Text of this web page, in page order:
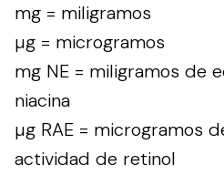
mg = miligramos
µg = microgramos
mg NE = miligramos de
niacina
µg RAE = microgramos
actividad de retinol